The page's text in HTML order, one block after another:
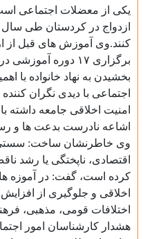
ازدواج در کردستان طی سال
کنند.وی آموزش های قبل از
برگزاری ۱۷ دوره
بخشیدن به نهاد خانواده با
اجتماعی با دیدی نگران
امنیت اخلاقی جامعه داشته
اشاعه نادرست بدعت ها و
وی خاطرنشان ساخت: سستی
اقتصادی، ناپختگی یا رشد
کرده است، گفت: در آموزه
اخلاقی و جلوگیری از
اختلافات قومی، مذهبی،
هشدار کارشناسان امور